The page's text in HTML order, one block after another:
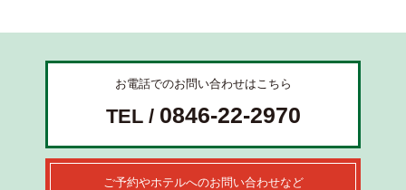
お電話でのお問い合わせはこちら
TEL / 0846-22-2970
ご予約やホテルへのお問い合わせなど